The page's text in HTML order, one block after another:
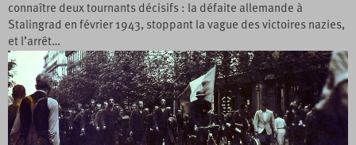
connaître deux tournants décisifs : la défaite allemande à
Stalingrad en février 1943, stoppant la vague des victoires nazies,
et l’arrêt…